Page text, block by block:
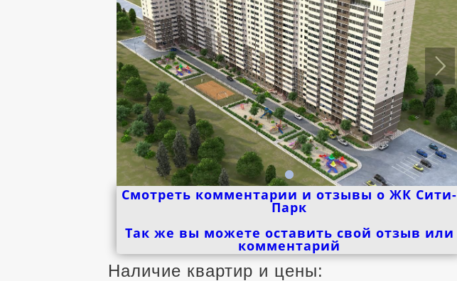
Смотреть комментарии и отзывы о ЖК Сити-
Парк
Так же вы можете оставить свой отзыв или
комментарий
Наличие квартир и цены: